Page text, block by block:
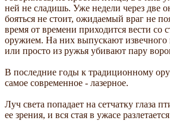
ней не сладишь. Уже недели через две
бояться не стоит, ожидаемый враг не
время от времени приходится вести со
оружием. На них выпускают извечного
или просто из ружья убивают пару
В последние годы к традиционному
самое современное - лазерное.
Луч света попадает на сетчатку глаза
ее зрения, и вся стая в ужасе